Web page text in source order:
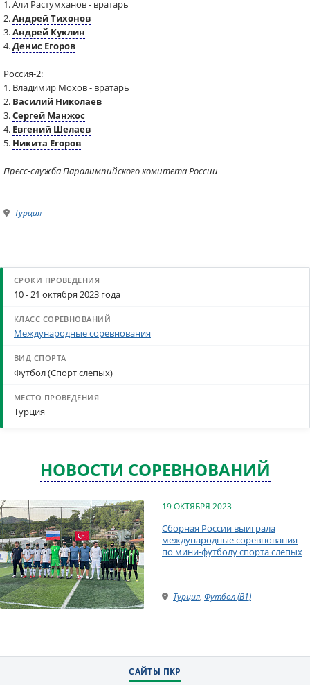
1. Али Растумханов - вратарь
2.Андрей Тихонов
3.Андрей Куклин
4.Денис Егоров
Россия-2:
1. Владимир Мохов - вратарь
2. Василий Николаев
3.Сергей Манжос
4. Евгений Шелаев
5. Никита Егоров
Пресс-служба Паралимпийского комитета России
Турция
10 - 21 октября 2023 года
Международные соревнования
Футбол (Спорт слепых)
Турция
НОВОСТИ СОРЕВНОВАНИЙ
19 ОКТЯБРЯ 2023
Сборная России выиграла
международные соревнования
по мини-футболу спорта слепых
Турция, Футбол (B1)
САЙТЫ ПКР